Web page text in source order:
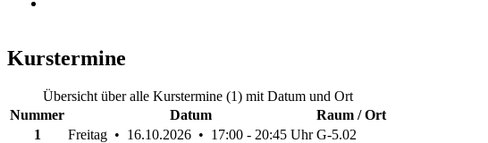
Kurstermine
Übersicht über alle Kurstermine (1) mit Datum und Ort
Nummer
Datum
Raum / Ort
1
Freitag • 16.10.2026 • 17:00 - 20:45 Uhr G-5.02